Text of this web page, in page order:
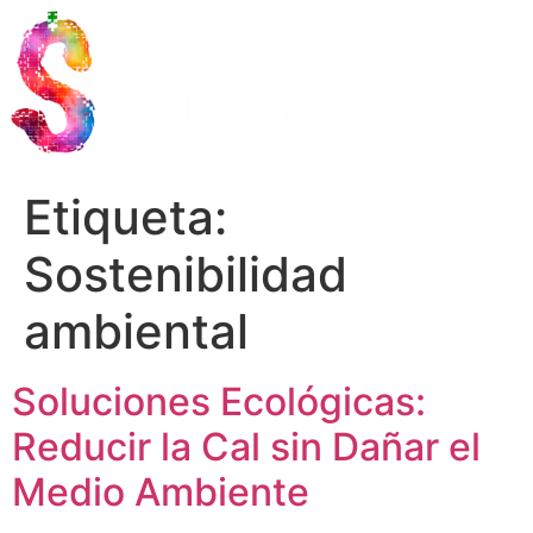
Etiqueta:
Sostenibilidad
ambiental
Soluciones Ecológicas:
Reducir la Cal sin Dañar el
Medio Ambiente